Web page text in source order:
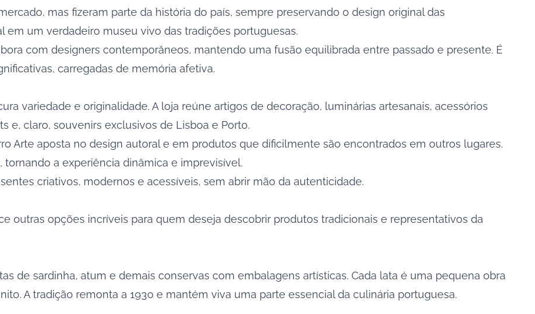
mas fizeram parte da história do país, sempre preservando o design original das
em um verdadeiro museu vivo das tradições portuguesas.
com designers contemporâneos, mantendo uma fusão equilibrada entre passado e presente. É
carregadas de memória afetiva.
variedade e originalidade. A loja reúne artigos de decoração, luminárias artesanais, acessórios
e, claro, souvenirs exclusivos de Lisboa e Porto.
Arte aposta no design autoral e em produtos que dificilmente são encontrados em outros lugares.
a experiência dinâmica e imprevisível.
criativos, modernos e acessíveis, sem abrir mão da autenticidade.
outras opções incríveis para quem deseja descobrir produtos tradicionais e representativos da
de sardinha, atum e demais conservas com embalagens artísticas. Cada lata é uma pequena obra
A tradição remonta a 1930 e mantém viva uma parte essencial da culinária portuguesa.